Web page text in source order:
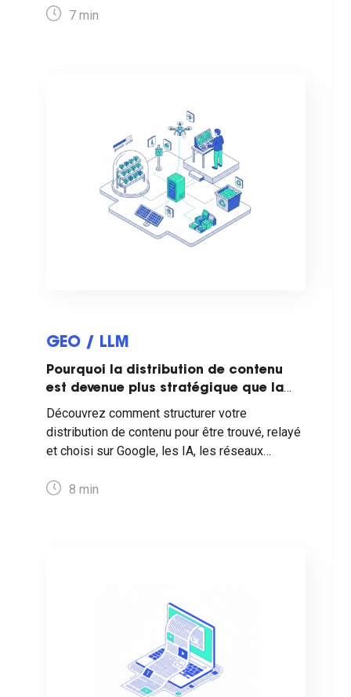
7min
GEO / LLM
Pourquoi la distribution de contenu
est devenue plus stratégique que la
création ?
Découvrez comment structurer votre
distribution de contenu pour être trouvé, relayé
et choisi sur Google, les IA, les réseaux
8 min